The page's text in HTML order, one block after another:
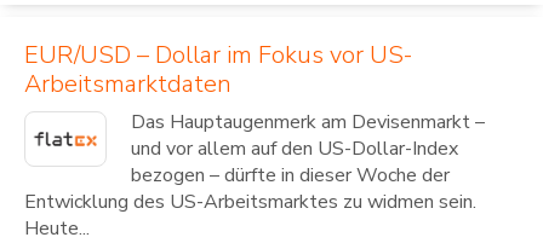
EUR/USD – Dollar im Fokus vor US-
Arbeitsmarktdaten
Das Hauptaugenmerk am Devisenmarkt –
und vor allem auf den US-Dollar-Index
bezogen – dürfte in dieser Woche der
Entwicklung des US-Arbeitsmarktes zu widmen sein.
Heute...